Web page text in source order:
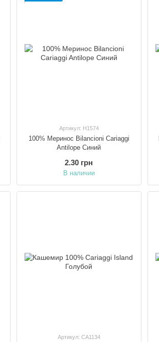
Артикул: H1574
100% Меринос Bilancioni Cariaggi
Antilope Синий
2.30 грн
В наличии
Артикул: CA1134